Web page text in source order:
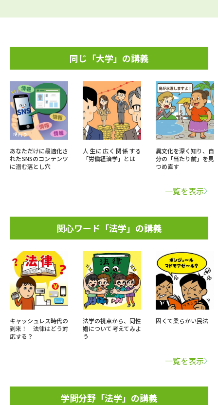
同じ「大学」の講義
あなただけに最適化さ
れたSNSのコンテンツ
に潜む落とし穴
人生に広く関係する
「労働経済学」とは
異文化を深く知り、自
分の「当たり前」を見
つめ直す
一覧を表示
関心ワード「法学」の講義
キャッシュレス時代の
到来！ 法律はどう対
応する？
法学の視点から、同性
婚について考えてみよ
う
固くて柔らかい民法
一覧を表示
学問分野「法学」の講義